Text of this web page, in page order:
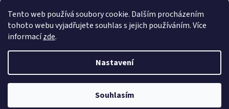
Tento web používá soubory cookie. Dalším procházením
tohoto webu vyjadřujete souhlas s jejich používáním. Více
informacízde.
Nastavení
Souhlasím
Vytvořil Shoptet
Svet klampiara. Všechna práva vyhrazena.